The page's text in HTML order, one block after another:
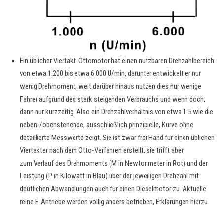
Ein üblicher Viertakt-Ottomotor hat einen nutzbaren Drehzahlbereich
von etwa 1.200 bis etwa 6.000 U/min, darunter entwickelt er nur
wenig Drehmoment, weit darüber hinaus nutzen dies nur wenige
Fahrer aufgrund des stark steigenden Verbrauchs und wenn doch,
dann nur kurzzeitig. Also ein Drehzahlverhältnis von etwa 1:5 wie die
neben-/obenstehende, ausschließlich prinzipielle, Kurve ohne
detaillierte Messwerte zeigt. Sie ist zwar frei Hand für einen üblichen
Viertakter nach dem Otto-Verfahren erstellt, sie trifft aber
zum Verlauf des Drehmoments (M in Newtonmeter in Rot) und der
Leistung (P in Kilowatt in Blau) über der jeweiligen Drehzahl mit
deutlichen Abwandlungen auch für einen Dieselmotor zu. Aktuelle
reine E-Antriebe werden völlig anders betrieben, Erklärungen hierzu